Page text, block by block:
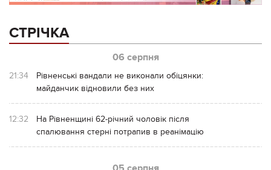
СТРІЧКА
06 серпня
21:34
Рівненські вандали не виконали обіцянки:
майданчик відновили без них
12:32
На Рівненщині 62-річний чоловік після
спалювання стерні потрапив в реанімацію